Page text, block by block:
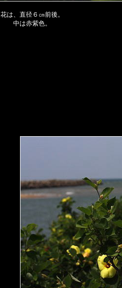
花は、直径６㎝前後。
中は赤紫色。